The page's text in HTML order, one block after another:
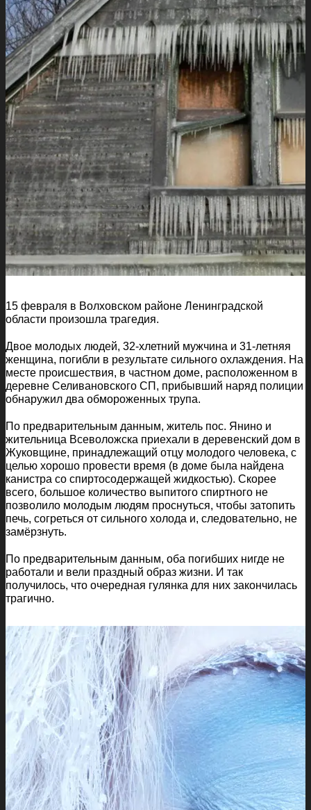
15 февраля в Волховском районе Ленинградской
области произошла трагедия.
Двое молодых людей, 32-хлетний мужчина и 31-летняя
женщина, погибли в результате сильного охлаждения. На
месте происшествия, в частном доме, расположенном в
деревне Селивановского СП, прибывший наряд полиции
обнаружил два обмороженных трупа.
По предварительным данным, житель пос. Янино и
жительница Всеволожска приехали в деревенский дом в
Жуковщине, принадлежащий отцу молодого человека, с
целью хорошо провести время (в доме была найдена
канистра со спиртосодержащей жидкостью). Скорее
всего, большое количество выпитого спиртного не
позволило молодым людям проснуться, чтобы затопить
печь, согреться от сильного холода и, следовательно, не
замёрзнуть.
По предварительным данным, оба погибших нигде не
работали и вели праздный образ жизни. И так
получилось, что очередная гулянка для них закончилась
трагично.